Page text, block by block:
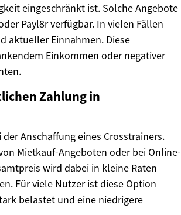
eingeschränkt ist. Solche Angebote
Payl8r verfügbar. In vielen Fällen
aktueller Einnahmen. Diese
Einkommen oder negativer
Zahlung in
Anschaffung eines Crosstrainers.
Mietkauf-Angeboten oder bei Online-
wird dabei in kleine Raten
Für viele Nutzer ist diese Option
belastet und eine niedrigere